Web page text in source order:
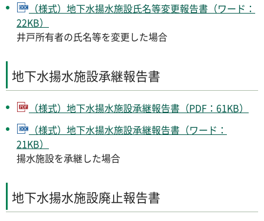
（様式）地下水揚水施設氏名等変更報告書（ワード：
22KB）
井戸所有者の氏名等を変更した場合
地下水揚水施設承継報告書
（様式）地下水揚水施設承継報告書（PDF：61KB）
（様式）地下水揚水施設承継報告書（ワード：
21KB）
揚水施設を承継した場合
地下水揚水施設廃止報告書